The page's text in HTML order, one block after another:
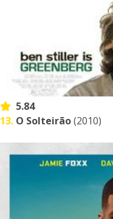
5.84
13. O Solteirão(2010)